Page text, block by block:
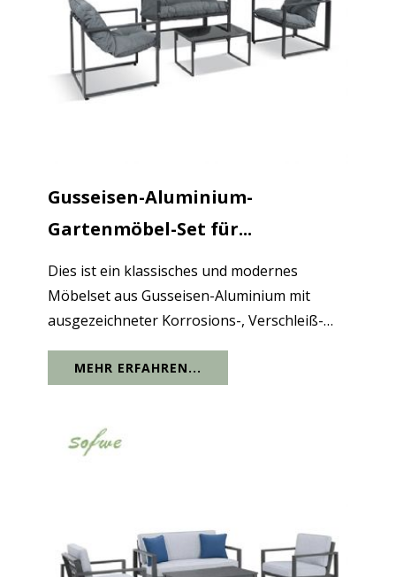
Gusseisen-Aluminium-
Gartenmöbel-Set für...
Dies ist ein klassisches und modernes
Möbelset aus Gusseisen-Aluminium mit
ausgezeichneter Korrosions-, Verschleiß-
Wetter standhalten und wird für den
MEHR ERFAHREN...